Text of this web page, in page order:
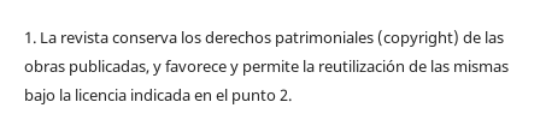
1. La revista conserva los derechos patrimoniales (copyright) de las
obras publicadas, y favorece y permite la reutilización de las mismas
bajo la licencia indicada en el punto 2.